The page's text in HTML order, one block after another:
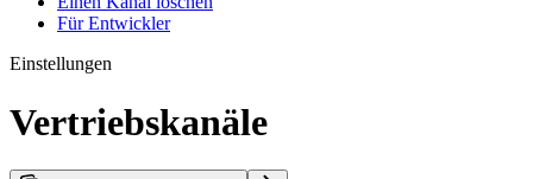
Für Entwickler
Einstellungen
Vertriebskanäle